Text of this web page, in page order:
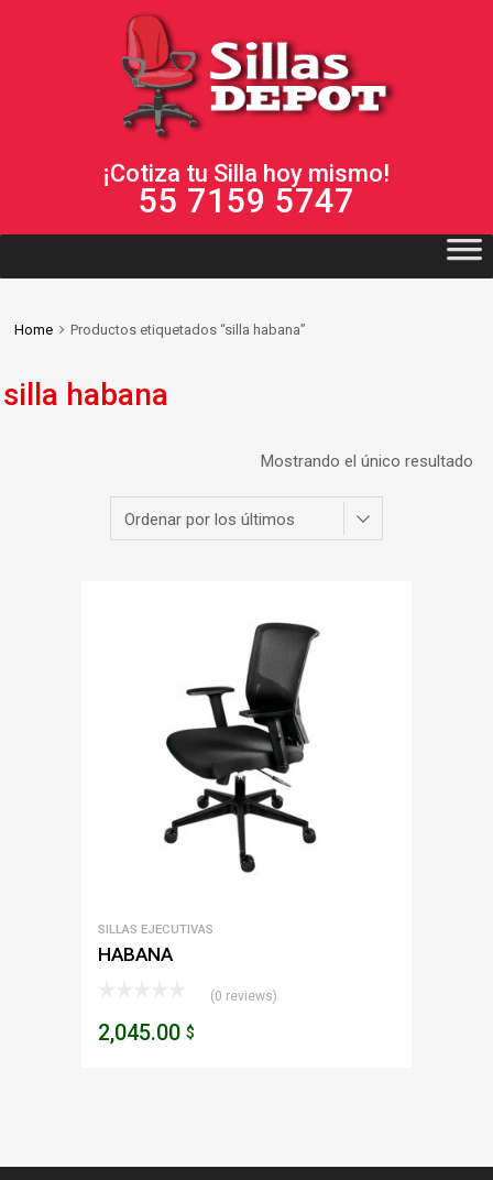
¡Cotiza tu Silla hoy mismo!
55 7159 5747
Home Productos etiquetados “silla habana”
silla habana
Mostrando el único resultado
SILLAS EJECUTIVAS
HABANA
(0 reviews)
2,045.00 $